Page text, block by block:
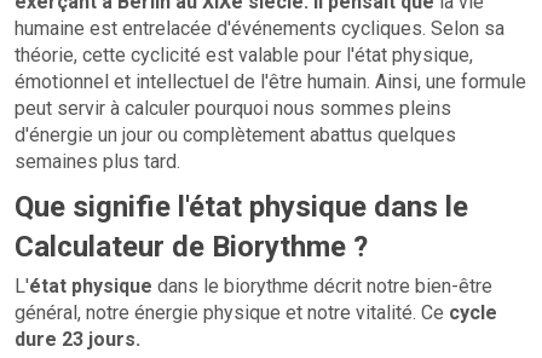
humaine est entrelacée d'événements cycliques. Selon sa
théorie, cette cyclicité est valable pour l'état physique,
émotionnel et intellectuel de l'être humain. Ainsi, une formule
peut servir à calculer pourquoi nous sommes pleins
d'énergie un jour ou complètement abattus quelques
semaines plus tard.
Que signifie l'état physique dans le
Calculateur de Biorythme ?
L'état physique dans le biorythme décrit notre bien-être
général, notre énergie physique et notre vitalité. Ce cycle
dure 23 jours.